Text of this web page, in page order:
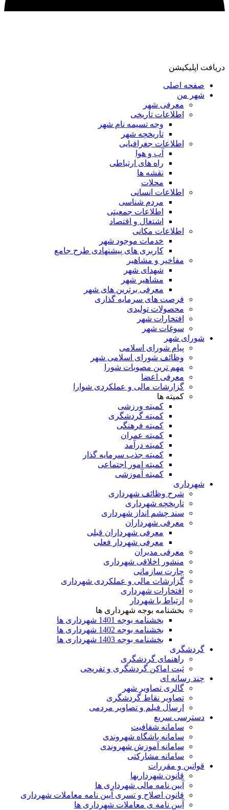
دریافت اپلیکیشن
صفحه اصلی
شهر من
معرفی شهر
اطلاعات تاریخی
وجه تسیمه نام شهر
تاریخچه شهر
اطلاعات جغرافیایی
آب و هوا
راه های ارتباطی
نقشه ها
محلات
اطلاعات انسانی
مردم شناسی
اطلاعات جمعیتی
اشتغال و اقتصاد
اطلاعات مکانی
خدمات موجود شهر
کاربری های پیشنهادی طرح جامع
مفاخیر و مشاهیر
شهدای شهر
مشاهیر شهر
معرفی برترین های شهر
فرصت های سرمایه گذاری
محصولات تولیدی
افتخارات شهر
سوغات شهر
شورای شهر
پیام شورای اسلامی
وظائف شورای اسلامی شهر
مهم ترین مصوبات شورا
معرفی اعضا
گزارشات مالی و عملکردی شوارا
کمیته ها
کمیته ورزشی
کمیته گردشگری
کمیته فرهنگی
کمیته عمران
کمیته درآمد
کمیته جذب سرمایه گذار
کمیته امور اجتماعی
کمیته آموزشی
شهرداری
شرح وظائف شهرداری
تاریخچه شهرداری
سند چشم انداز شهرداری
معرفی شهرداران
معرفی شهرداران قبلی
معرفی شهردار فعلی
معرفی مدیران
منشور اخلاقی شهرداری
چارت سازمانی
گزارشات مالی و عملکردی شهرداری
افتخارات شهرداری
ارتباط با شهردار
بخشنامه بوجه شهرداری ها
بخشنامه بوجه 1401 شهرداری ها
بخشنامه بوجه 1402 شهرداری ها
بخشنامه بوجه 1403 شهرداری ها
گردشگری
راهنمای گردشگری
ثبت اماکن گردشگری و تفریحی
چند رسانه ای
گالری تصاویر شهر
تصاویر نقاط گردشگری
ارسال فیلم و تصاویر مردمی
دسترسی سریع
سامانه شفافیت
سامانه باشگاه شهروندی
سامانه آموزش شهروندی
سامانه مشارکتی
قوانین و مقررات
قانون شهرداریها
آیین نامه مالی شهرداری ها
قانون اصلاح و تسری آیین نامه معاملات شهرداری
آیین نامه ی معاملات شهرداری ها